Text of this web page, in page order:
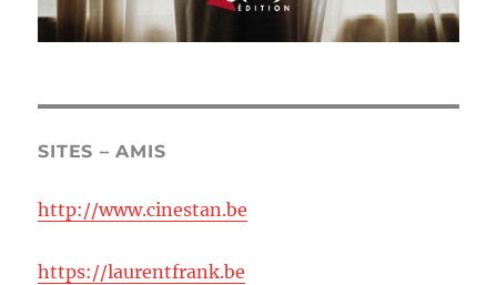
SITES – AMIS
http://www.cinestan.be
https://laurentfrank.be